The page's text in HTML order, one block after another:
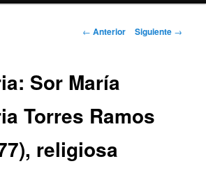
Navegación
← Anterior Siguiente →
Sor María
Torres Ramos
religiosa